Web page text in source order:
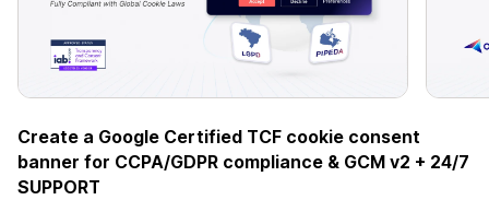
Create a Google Certified TCF cookie consent
banner for CCPA/GDPR compliance & GCM v2 + 24/7
SUPPORT